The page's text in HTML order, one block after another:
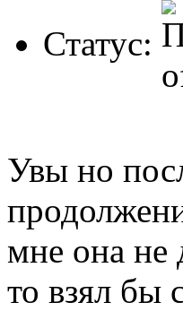
Статус:
Увы но
мне она не
то взял бы